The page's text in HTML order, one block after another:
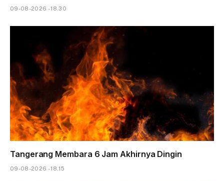
09-08-2026 - 18.30
Tangerang Membara 6 Jam Akhirnya Dingin
09-08-2026 - 18.15